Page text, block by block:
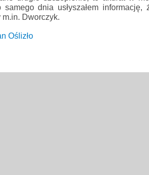
samego dnia usłyszałem informację,
Dworczyk.
Oślizło